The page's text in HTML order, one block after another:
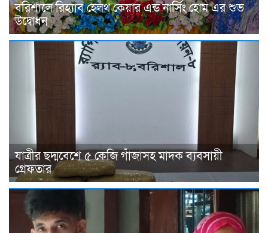
বরিশালে রিহ্যাব হেলথ কেয়ার এন্ড নার্সিং হোম এর শুভ
উদ্বোধন
যাত্রীর ছদ্মবেশে ৫ কেজি গাঁজাসহ মাদক ব্যবসায়ী
গ্রেফতার